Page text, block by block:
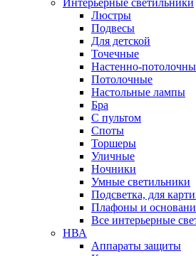
Интерьерные светильники
Люстры
Подвесы
Для детской
Точечные
Настенно-
Потолочные
Настольные лампы
Бра
С пультом
Споты
Торшеры
Уличные
Ночники
Умные светильники
Подсветка, для
Плафоны и
Все интерьерные
НВА
Аппараты защиты